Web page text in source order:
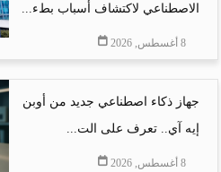
الاصطناعي لاكتشاف أسباب بطء...
8 أغسطس, 2026
جهاز ذكاء اصطناعي جديد من أوبن
إيه آي.. تعرف على الت...
8 أغسطس, 2026